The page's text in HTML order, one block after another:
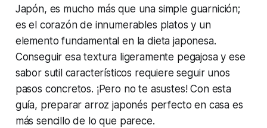
Japón, es mucho más que una simple guarnición;
es el corazón de innumerables platos y un
elemento fundamental en la dieta japonesa.
Conseguir esa textura ligeramente pegajosa y ese
sabor sutil característicos requiere seguir unos
pasos concretos. ¡Pero no te asustes! Con esta
guía, preparar arroz japonés perfecto en casa es
más sencillo de lo que parece.